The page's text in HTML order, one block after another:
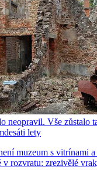
neopravil. Vše zůstalo
lety
muzeum s vitrínami
v rozvratu: zrezivělé